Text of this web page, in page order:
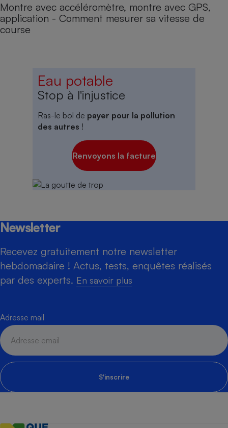
Montre avec accéléromètre, montre avec GPS,
application - Comment mesurer sa vitesse de
course
Eau potable
Stop à l'injustice
Ras-le bol de payer pour la pollution
des autres !
Renvoyons la facture
Newsletter
Recevez gratuitement notre newsletter
hebdomadaire ! Actus, tests, enquêtes réalisés
par des experts. En savoir plus
Adresse mail
S'inscrire